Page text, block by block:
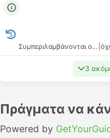
Συμπεριλαμβάνονται οι φόροι
3
Πράγματα να
Powered by